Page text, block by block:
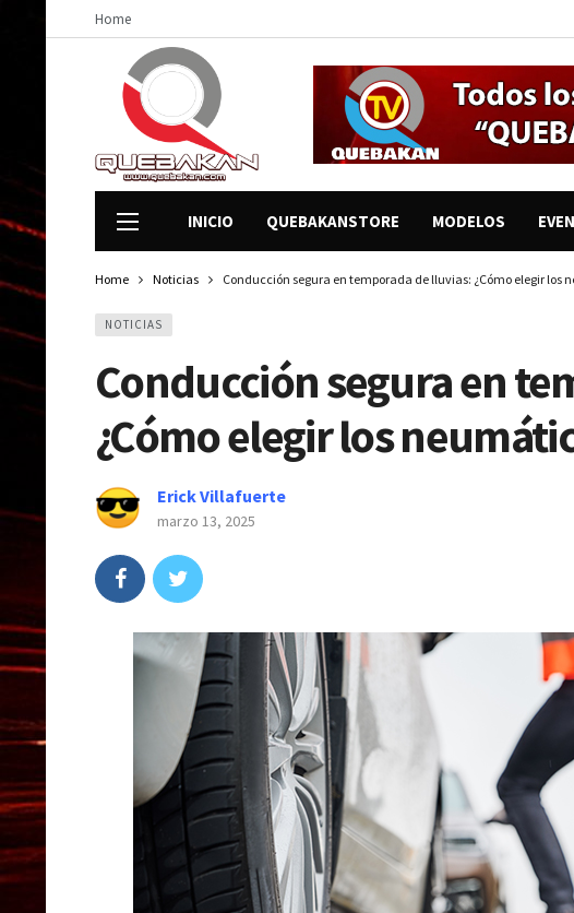
Home
INICIO QUEBAKANSTORE MODELOS
Home Noticias Conducción segura en temporada de lluvias: ¿Cómo elegir los
NOTICIAS
Conducción segura en
¿Cómo elegir los
Erick Villafuerte
marzo 13, 2025